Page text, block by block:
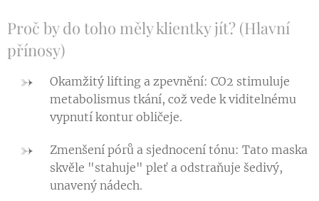
Proč by do toho měly klientky jít? (Hlavní
přínosy)
Okamžitý lifting a zpevnění: CO2​ stimuluje
metabolismus tkání, což vede k viditelnému
vypnutí kontur obličeje.
Zmenšení pórů a sjednocení tónu: Tato maska
skvěle "stahuje" pleť a odstraňuje šedivý,
unavený nádech.